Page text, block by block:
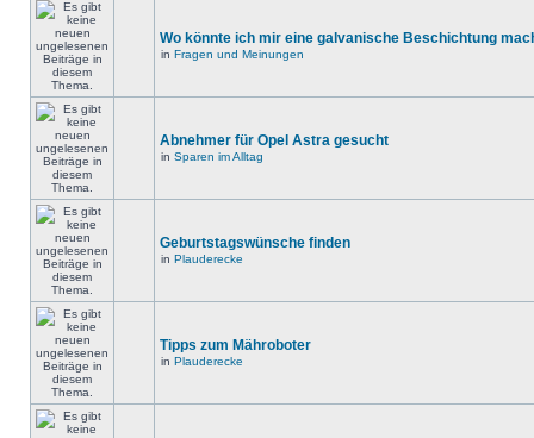
Wo könnte ich mir eine galvanische Beschichtung
in Fragen und Meinungen
Abnehmer für Opel Astra gesucht
in Sparen im Alltag
Geburtstagswünsche finden
in Plauderecke
Tipps zum Mähroboter
in Plauderecke